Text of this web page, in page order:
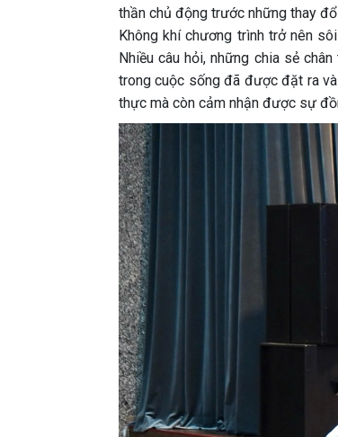
thần chủ động trước những thay
Không khí chương trình trở nên
Nhiều câu hỏi, những chia sẻ
trong cuộc sống đã được đặt ra
thực mà còn cảm nhận được sự